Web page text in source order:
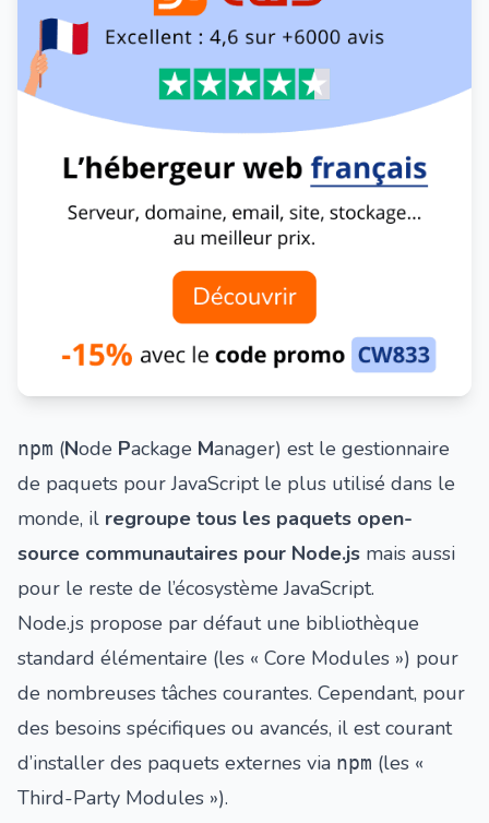
npm (Node Package Manager) est le gestionnaire
de paquets pour JavaScript le plus utilisé dans le
monde, il regroupe tous les paquets open-
source communautaires pour Node.js mais aussi
pour le reste de l’écosystème JavaScript.
Node.js propose par défaut une bibliothèque
standard élémentaire (les « Core Modules ») pour
de nombreuses tâches courantes. Cependant, pour
des besoins spécifiques ou avancés, il est courant
d’installer des paquets externes via npm (les «
Third-Party Modules »).